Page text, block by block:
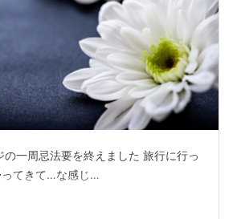
の一周忌法要を終えました 旅行に行っ
ってきて…な感じ…